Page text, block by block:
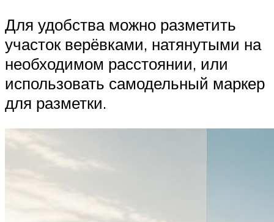
Для удобства можно разметить
участок верёвками, натянутыми на
необходимом расстоянии, или
использовать самодельный маркер
для разметки.